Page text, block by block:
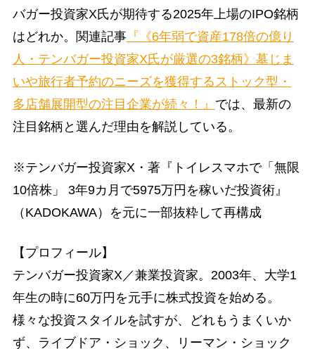
バガー投資家X氏が期待する2025年上場のIPO銘柄
はどれか。関連記事『《6年弱で資産178倍の億り
人・テンバガー投資家X氏が厳選の3銘柄》墓じま
いや旅行者予約のニーズを獲得するストック型・
多店舗展開型の注目企業が続々！』 では、最新の
注目銘柄と選んだ理由を解説している。
※テンバガー投資家X・著『トイレスマホで「無限
10倍株」 3年9カ月で5975万円を稼いだ投資術』
（KADOKAWA）を元に一部抜粋して再構成
【プロフィール】
テンバガー投資家X／兼業投資家。2003年、大学1
年生の時に60万円を元手に株式投資を始める。
様々な投資スタイルを試すが、どれもうまくいか
ず、ライブドア・ショック、リーマン・ショック